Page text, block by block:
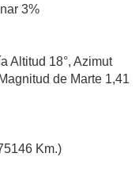
3%
Altitud 18°, Azimut
de Marte 1,41
Km.)